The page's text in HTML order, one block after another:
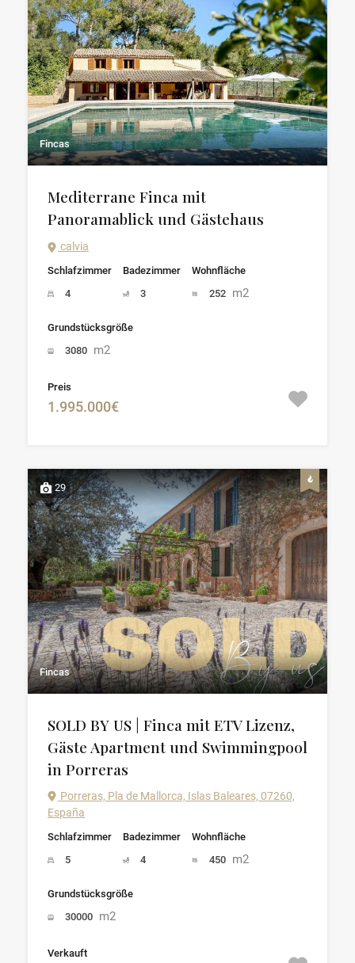
Fincas
Mediterrane Finca mit
Panoramablick und Gästehaus
calvia
Schlafzimmer
4
Badezimmer
3
Wohnfläche
252 m2
Grundstücksgröße
3080 m2
Preis
1.995.000€
29
Fincas
SOLD BY US | Finca mit ETV Lizenz,
Gäste Apartment und Swimmingpool
in Porreras
Porreras, Pla de Mallorca, Islas Baleares, 07260,
España
Schlafzimmer
5
Badezimmer
4
Wohnfläche
450 m2
Grundstücksgröße
30000 m2
Verkauft